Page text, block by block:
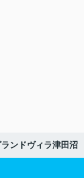
ランドヴィラ津田沼